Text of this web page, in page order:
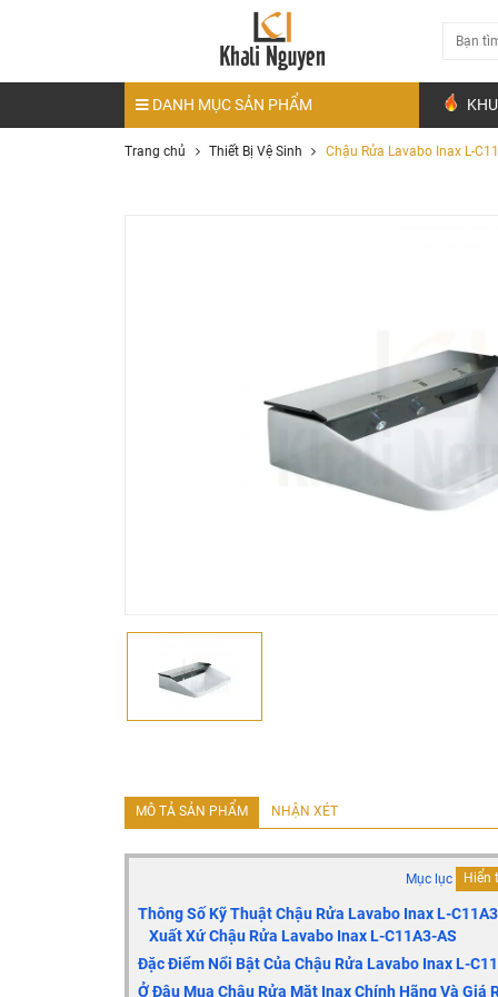
DANH MỤC SẢN PHẨM
Trang chủ Thiết Bị Vệ Sinh Chậu Rửa Lavabo Inax L-
MÔ TẢ SẢN PHẨM NHẬN XÉT
Mục lục Hiển
Thông Số Kỹ Thuật Chậu Rửa Lavabo Inax L-
Xuất Xứ Chậu Rửa Lavabo Inax L-C11A3-AS
Đặc Điểm Nổi Bật Của Chậu Rửa Lavabo Inax L-
Ở Đâu Mua Chậu Rửa Mặt Inax Chính Hãng Và Giá